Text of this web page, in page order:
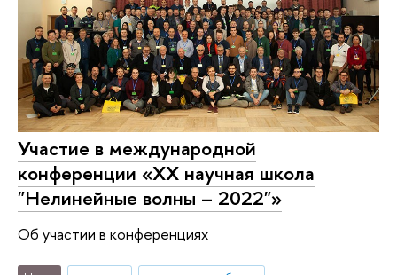
Участие в международной
конференции «XX научная школа
"Нелинейные волны – 2022"»
Об участии в конференциях